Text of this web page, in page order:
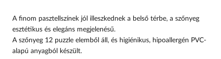
A finom pasztellszínek jól illeszkednek a belső térbe, a szőnyeg
esztétikus és elegáns megjelenésű.
A szőnyeg 12 puzzle elemből áll , és higiénikus, hipoallergén PVC-
alapú anyagból készült.